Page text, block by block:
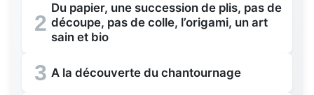
2
Du papier, une succession de plis, pas de
découpe, pas de colle, l’origami, un art
sain et bio
3 A la découverte du chantournage